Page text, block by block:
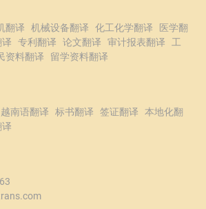
翻译 机械设备翻译 化工化学翻译
医学翻
译 专利翻译 论文翻译 审计报表翻译
工
资料翻译 留学资料翻译
越南语翻译 标书翻译 签证翻译
本地化翻
译